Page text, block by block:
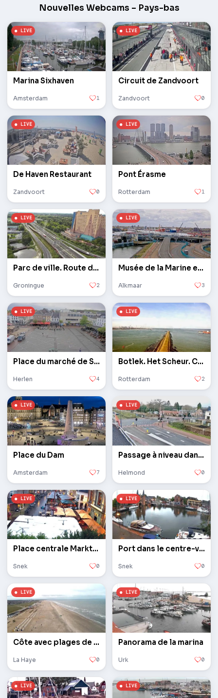
Nouvelles Webcams – Pays-bas
Marina Sixhaven
Amsterdam 1
Circuit de Zandvoort
Zandvoort 0
De Haven Restaurant
Zandvoort 0
Pont Érasme
Rotterdam 1
Parc de ville. Route des Nations Unies N7
Groningue 2
Musée de la Marine et TESO Ferry Port à Den Helder
Alkmaar 3
Place du marché de Sittard
Herlen 4
Botlek. Het Scheur. Centrales éoliennes
Rotterdam 2
Place du Dam
Amsterdam 7
Passage à niveau dans le quartier de Mierlo-Hout
Helmond 0
Place centrale Marktstraat
Snek 0
Port dans le centre-ville, pont Lemmerweg
Snek 0
Côte avec plages de Katwijk aan Zee
La Haye 0
Panorama de la marina
Urk 0